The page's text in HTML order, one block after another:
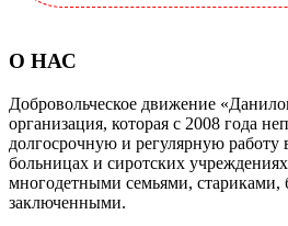
О НАС
Добровольческое движение
организация, которая с 2008 года
долгосрочную и регулярную работу
больницах и сиротских
многодетными семьями, стариками,
заключенными.